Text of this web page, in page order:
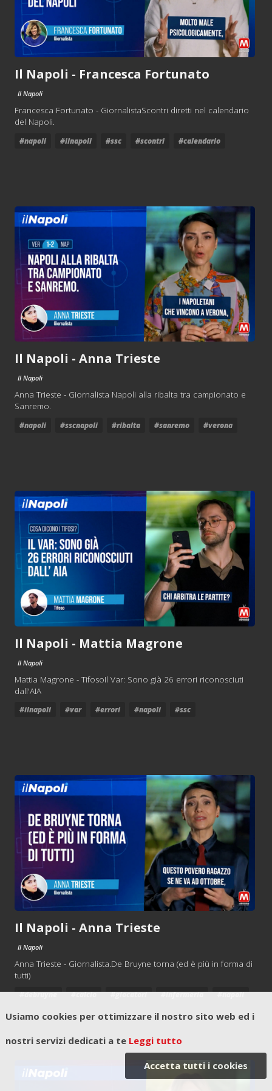
Usiamo cookies per ottimizzare il nostro sito web ed i
nostri servizi dedicati a te Leggi tutto
Accetta tutti i cookies
Il Napoli - Francesca Fortunato
Il Napoli
Francesca Fortunato - GiornalistaScontri diretti nel calendario
del Napoli.
#napoli #ilnapoli #ssc #scontri #calendario
Il Napoli - Anna Trieste
Il Napoli
Anna Trieste - Giornalista Napoli alla ribalta tra campionato e
Sanremo.
#napoli #sscnapoli #ribalta #sanremo #verona
Il Napoli - Mattia Magrone
Il Napoli
Mattia Magrone - TifosoIl Var: Sono già 26 errori riconosciuti
dall'AIA
#ilnapoli #var #errori #napoli #ssc
Il Napoli - Anna Trieste
Il Napoli
Anna Trieste - Giornalista.De Bruyne torna (ed è più in forma di
tutti)
#debruyne #calcio #giocatori #infermeria #napoli